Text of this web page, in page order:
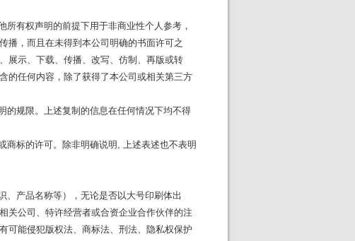
有权声明的前提下用于非商业性个人参考，
播，而且在未得到本公司明确的书面许可之
展示、下载、传播、改写、仿制、再版或转
的任何内容，除了获得了本公司或相关第三方
规限。上述复制的信息在任何情况下均不得
标的许可。除非明确说明, 上述表述也不表明
产品名称等），无论是否以大号印刷体出
关公司、特许经营者或合资企业合作伙伴的注
可能侵犯版权法、商标法、刑法、隐私权保护